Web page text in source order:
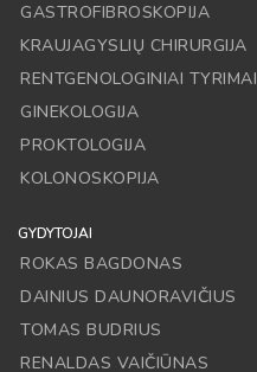
GASTROFIBROSKOPIJA
KRAUJAGYSLIŲ CHIRURGIJA
RENTGENOLOGINIAI TYRIMAI
GINEKOLOGIJA
PROKTOLOGIJA
KOLONOSKOPIJA
GYDYTOJAI
ROKAS BAGDONAS
DAINIUS DAUNORAVIČIUS
TOMAS BUDRIUS
RENALDAS VAIČIŪNAS